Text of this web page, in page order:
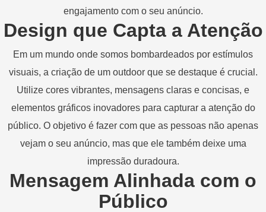
engajamento com o seu anúncio.
Design que Capta a Atenção
Em um mundo onde somos bombardeados por estímulos
visuais, a criação de um outdoor que se destaque é crucial.
Utilize cores vibrantes, mensagens claras e concisas, e
elementos gráficos inovadores para capturar a atenção do
público. O objetivo é fazer com que as pessoas não apenas
vejam o seu anúncio, mas que ele também deixe uma
impressão duradoura.
Mensagem Alinhada com o
Público